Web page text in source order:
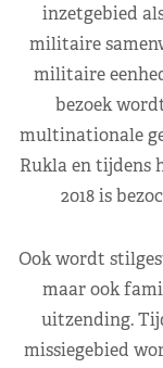
inzetgebied
militaire
militaire
bezoek
multinationale
Rukla en tijdens
2018 is
Ook wordt
maar ook
uitzending.
missiegebied